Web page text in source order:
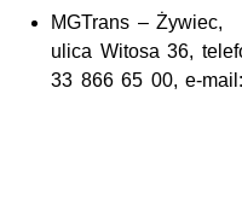
MGTrans – Żywiec,
ulica Witosa 36,
33 866 65 00, e-mail: